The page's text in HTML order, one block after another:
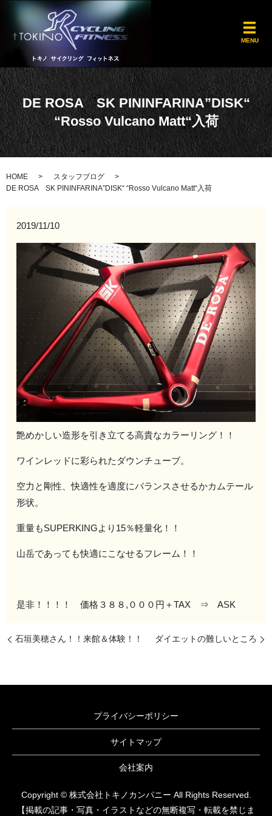
MENU
DE ROSA SK PININFARINA”DISK“
“Rosso Vulcano Matt“入荷
HOME
スタッフブログ
DE ROSA SK PININFARINA”DISK“ “Rosso Vulcano Matt“入荷
2019/11/10
艶めかしい造形を引き立てる高貴なカラーリング！！
ワインレッドに彩られたダウンチューブ。
空力と剛性、快適性を適度にバランスさせるかカムテール
形状。
重量もSUPERKINGより15％軽量化！！
山岳であっても快適にこなせるフレーム！！
是非！！！！ 価格３８８,０００円＋TAX ⇒ ASK
石垣美穂さん！！来館＆体験！！ ダイエットの難しいところ
プライバシーポリシー
サイトマップ
会社案内
Copyright © 株式会社トキノカンパニー All Rights Reserved.
【掲載の記事・写真・イラストなどの無断複写・転載を禁じま